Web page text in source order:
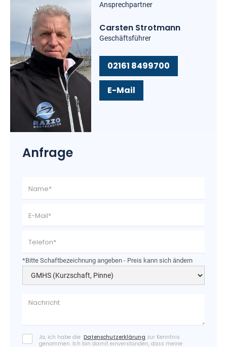
Ansprechpartner
Carsten Strotmann
Geschäftsführer
02161 8499700
E-Mail
Anfrage
*Bitte Schaftbezeichnung angeben - Preis kann sich ändern
Ja, ich habe die Datenschutzerklärung zur Kenntnis
genommen. Ich bin damit einverstanden, dass meine